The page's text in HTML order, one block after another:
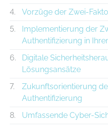
Vorzüge der Zwei-
Implementierung der
Authentifizierung in
Digitale
Lösungsansätze
Zukunftsorientierung
Authentifizierung
Umfassende Cyber-